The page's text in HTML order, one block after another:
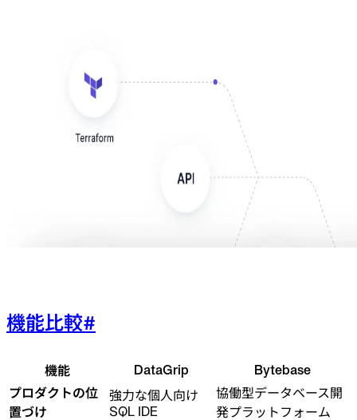
機能比較#
機能 DataGrip
Bytebase
プロダクトの位
置づけ
強力な個人向け
SQL IDE
協働型データベース開
発プラットフォーム